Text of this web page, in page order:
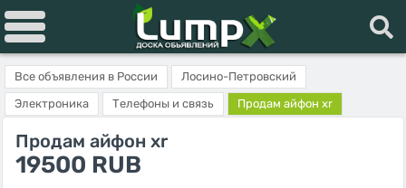
Все объявления в России
Лосино-Петровский
Электроника
Телефоны и связь Продам айфон xr
Продам айфон xr
19500 RUB